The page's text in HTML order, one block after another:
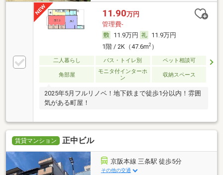
11.90万円
管理費-
11.9万円
11.9万円
1階 / 2K（47.6m2）
二人暮らし バス・トイレ別 ペット相談可
角部屋
モニタ付インターホ
ン
収納スペース
2025年5月フルリノベ！地下鉄まで徒歩1分以内！雰囲
気がある町屋！
賃貸マンション 正中ビル
京阪本線 三条駅 徒歩5分
その他の交通